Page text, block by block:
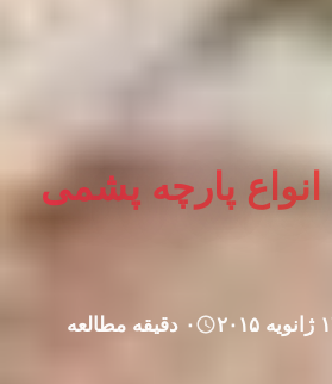
پارچه پشمی
۲۰۱۵ ۰ دقیقه مطالعه